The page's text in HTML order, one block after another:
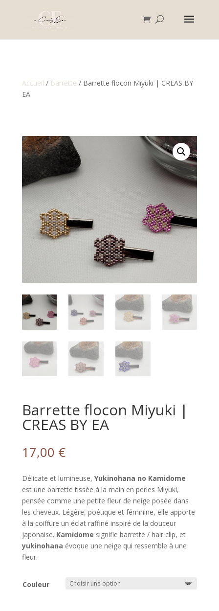
Accueil / Barrette / Barrette flocon Miyuki | CREAS BY
EA
Barrette flocon Miyuki |
CREAS BY EA
17,00 €
Délicate et lumineuse, Yukinohana no Kamidome
est une barrette tissée à la main en perles Miyuki,
pensée comme une petite fleur de neige posée dans
les cheveux. Légère, poétique et féminine, elle apporte
à la coiffure un éclat raffiné inspiré de la douceur
japonaise. Kamidome signifie barrette / hair clip, et
yukinohana évoque une neige qui ressemble à une
fleur.
Couleur